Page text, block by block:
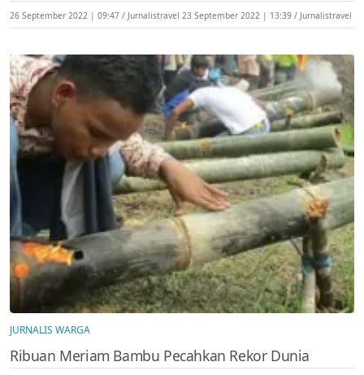
26 September 2022 | 09:47 Jurnalistravel 23 September 2022 | 13:39 Jurnalistravel
JURNALIS WARGA
Ribuan Meriam Bambu Pecahkan Rekor Dunia